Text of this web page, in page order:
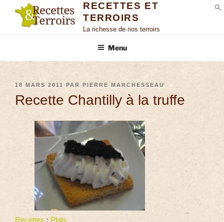
RECETTES ET
TERROIRS
La richesse de nos terroirs
Menu
18 MARS 2011 PAR PIERRE MARCHESSEAU
Recette Chantilly à la truffe
Recettes : Plats